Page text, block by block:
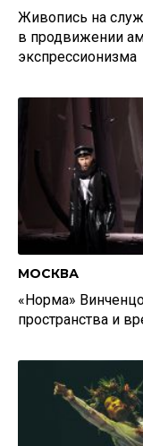
Живопись на
в продвижении
экспрессионизма
МОСКВА
«Норма»
пространства и